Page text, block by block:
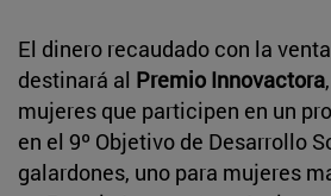
El dinero recaudado con la
destinará al Premio Innovactora
mujeres que participen en un
en el 9º Objetivo de Desarrollo
galardones, uno para mujeres